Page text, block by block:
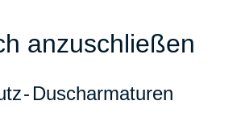
anzuschließen
z- Duscharmaturen